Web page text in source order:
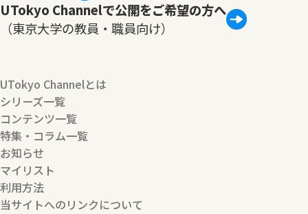
UTokyo Channelで公開をご希望の方へ
（東京大学の教員・職員向け）
UTokyo Channelとは
シリーズ一覧
コンテンツ一覧
特集・コラム一覧
お知らせ
マイリスト
利用方法
当サイトへのリンクについて